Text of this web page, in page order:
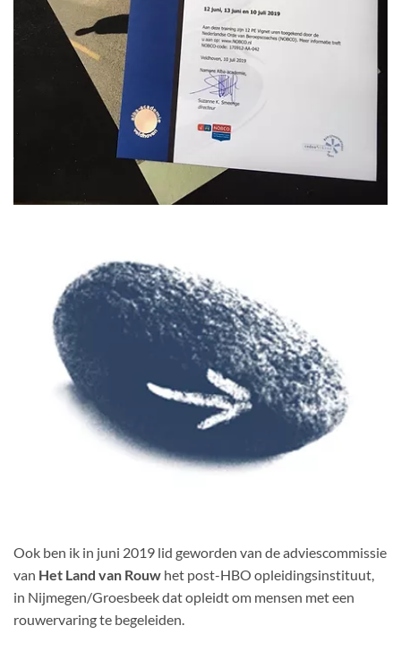
Ook ben ik in juni 2019 lid geworden van de adviescommissie
van Het Land van Rouw het post-HBO opleidingsinstituut,
in Nijmegen/Groesbeek dat opleidt om mensen met een
rouwervaring te begeleiden.